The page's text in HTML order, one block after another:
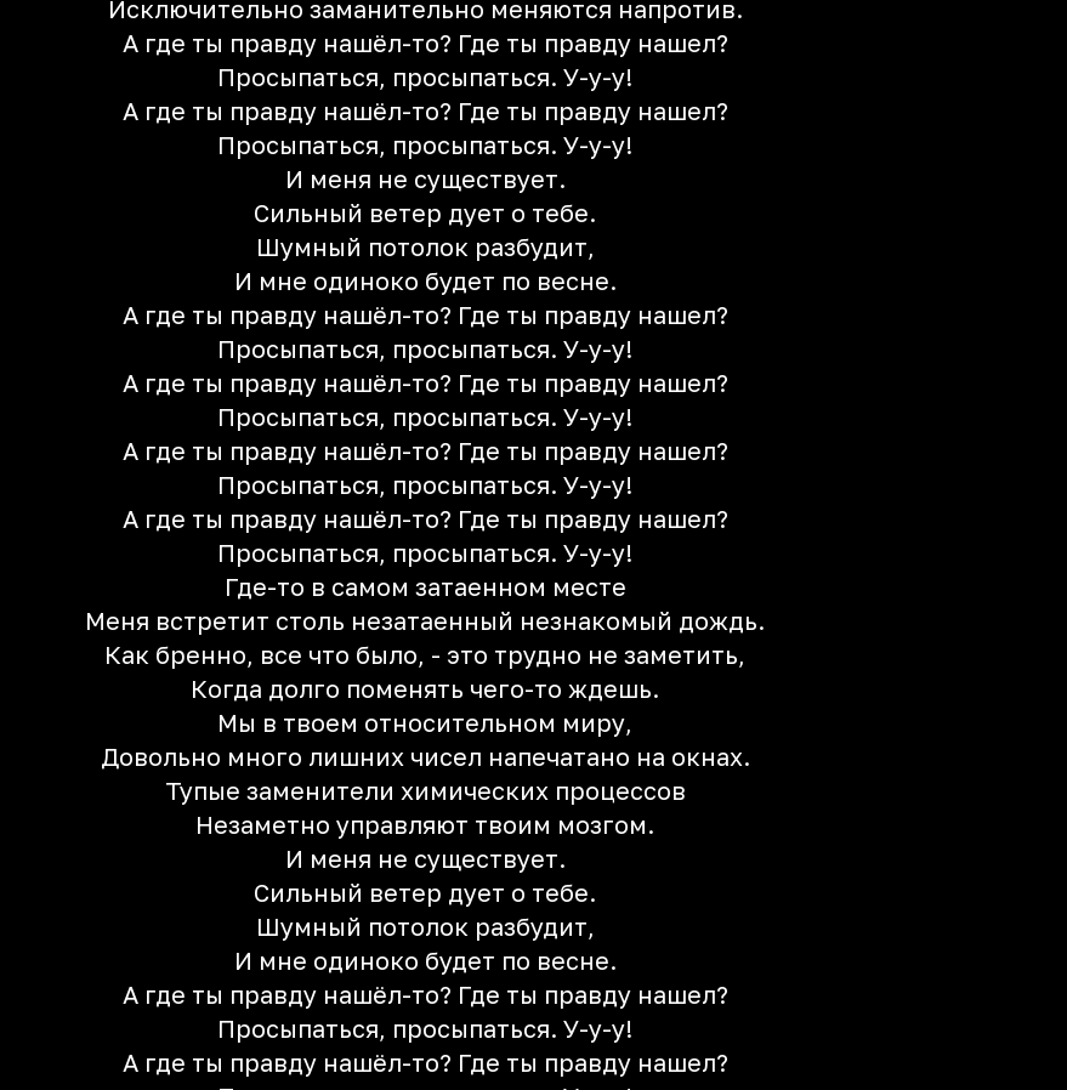
Исключительно заманительно меняются напротив.
А где ты правду нашёл-то? Где ты правду нашел?
Просыпаться, просыпаться. У-у-у!
А где ты правду нашёл-то? Где ты правду нашел?
Просыпаться, просыпаться. У-у-у!
И меня не существует.
Сильный ветер дует о тебе.
Шумный потолок разбудит,
И мне одиноко будет по весне.
А где ты правду нашёл-то? Где ты правду нашел?
Просыпаться, просыпаться. У-у-у!
А где ты правду нашёл-то? Где ты правду нашел?
Просыпаться, просыпаться. У-у-у!
А где ты правду нашёл-то? Где ты правду нашел?
Просыпаться, просыпаться. У-у-у!
А где ты правду нашёл-то? Где ты правду нашел?
Просыпаться, просыпаться. У-у-у!
Где-то в самом затаенном месте
Меня встретит столь незатаенный незнакомый дождь.
Как бренно, все что было, - это трудно не заметить,
Когда долго поменять чего-то ждешь.
Мы в твоем относительном миру,
Довольно много лишних чисел напечатано на окнах.
Тупые заменители химических процессов
Незаметно управляют твоим мозгом.
И меня не существует.
Сильный ветер дует о тебе.
Шумный потолок разбудит,
И мне одиноко будет по весне.
А где ты правду нашёл-то? Где ты правду нашел?
Просыпаться, просыпаться. У-у-у!
А где ты правду нашёл-то? Где ты правду нашел?